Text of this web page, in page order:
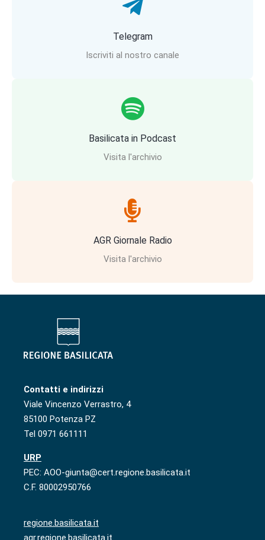
Telegram
Iscriviti al nostro canale
Basilicata in Podcast
Visita l'archivio
AGR Giornale Radio
Visita l'archivio
Contatti e indirizzi
Viale Vincenzo Verrastro, 4
85100 Potenza PZ
Tel 0971 661111
URP
PEC: AOO-giunta@cert.regione.basilicata.it
C.F. 80002950766
regione.basilicata.it
agr.regione.basilicata.it